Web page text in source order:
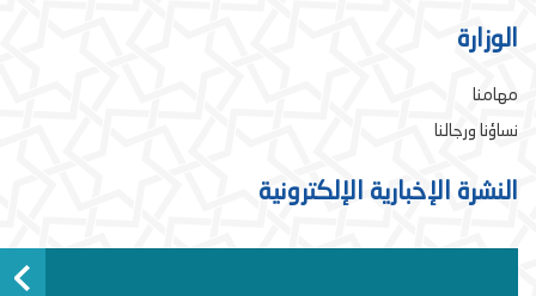
الوزارة
مهامنا
نساؤنا ورجالنا
النشرة الإخبارية الإلكترونية